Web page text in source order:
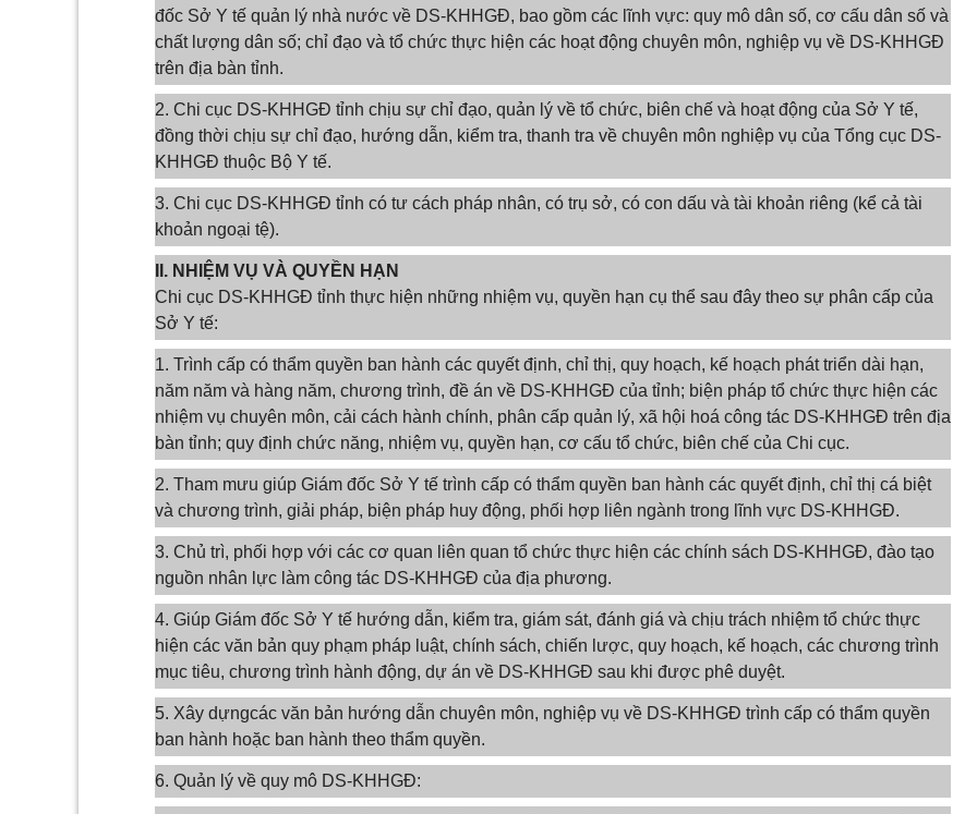
đốc Sở Y tế quản lý nhà nước về DS-KHHGĐ, bao gồm các lĩnh vực: quy mô dân số, cơ cấu dân số và
chất lượng dân số; chỉ đạo và tổ chức thực hiện các hoạt động chuyên môn, nghiệp vụ về DS-KHHGĐ
trên địa bàn tỉnh.
2. Chi cục DS-KHHGĐ tỉnh chịu sự chỉ đạo, quản lý về tổ chức, biên chế và hoạt động của Sở Y tế,
đồng thời chịu sự chỉ đạo, hướng dẫn, kiểm tra, thanh tra về chuyên môn nghiệp vụ của Tổng cục DS-
KHHGĐ thuộc Bộ Y tế.
3. Chi cục DS-KHHGĐ tỉnh có tư cách pháp nhân, có trụ sở, có con dấu và tài khoản riêng (kể cả tài
khoản ngoại tệ).
II. NHIỆM VỤ VÀ QUYỀN HẠN
Chi cục DS-KHHGĐ tỉnh thực hiện những nhiệm vụ, quyền hạn cụ thể sau đây theo sự phân cấp của
Sở Y tế:
1. Trình cấp có thẩm quyền ban hành các quyết định, chỉ thị, quy hoạch, kế hoạch phát triển dài hạn,
năm năm và hàng năm, chương trình, đề án về DS-KHHGĐ của tỉnh; biện pháp tổ chức thực hiện các
nhiệm vụ chuyên môn, cải cách hành chính, phân cấp quản lý, xã hội hoá công tác DS-KHHGĐ trên địa
bàn tỉnh; quy định chức năng, nhiệm vụ, quyền hạn, cơ cấu tổ chức, biên chế của Chi cục.
2. Tham mưu giúp Giám đốc Sở Y tế trình cấp có thẩm quyền ban hành các quyết định, chỉ thị cá biệt
và chương trình, giải pháp, biện pháp huy động, phối hợp liên ngành trong lĩnh vực DS-KHHGĐ.
3. Chủ trì, phối hợp với các cơ quan liên quan tổ chức thực hiện các chính sách DS-KHHGĐ, đào tạo
nguồn nhân lực làm công tác DS-KHHGĐ của địa phương.
4. Giúp Giám đốc Sở Y tế hướng dẫn, kiểm tra, giám sát, đánh giá và chịu trách nhiệm tổ chức thực
hiện các văn bản quy phạm pháp luật, chính sách, chiến lược, quy hoạch, kế hoạch, các chương trình
mục tiêu, chương trình hành động, dự án về DS-KHHGĐ sau khi được phê duyệt.
5. Xây dựngcác văn bản hướng dẫn chuyên môn, nghiệp vụ về DS-KHHGĐ trình cấp có thẩm quyền
ban hành hoặc ban hành theo thẩm quyền.
6. Quản lý về quy mô DS-KHHGĐ: